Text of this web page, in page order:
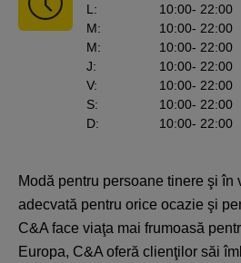
L : 10:00- 22:00
M: 10:00- 22:00
M: 10:00- 22:00
J: 10:00- 22:00
V: 10:00- 22:00
S: 10:00- 22:00
D: 10:00- 22:00
Modă pentru persoane tinere şi în
adecvată pentru orice ocazie şi
C&A face viaţa mai frumoasă
Europa, C&A oferă clienţilor săi